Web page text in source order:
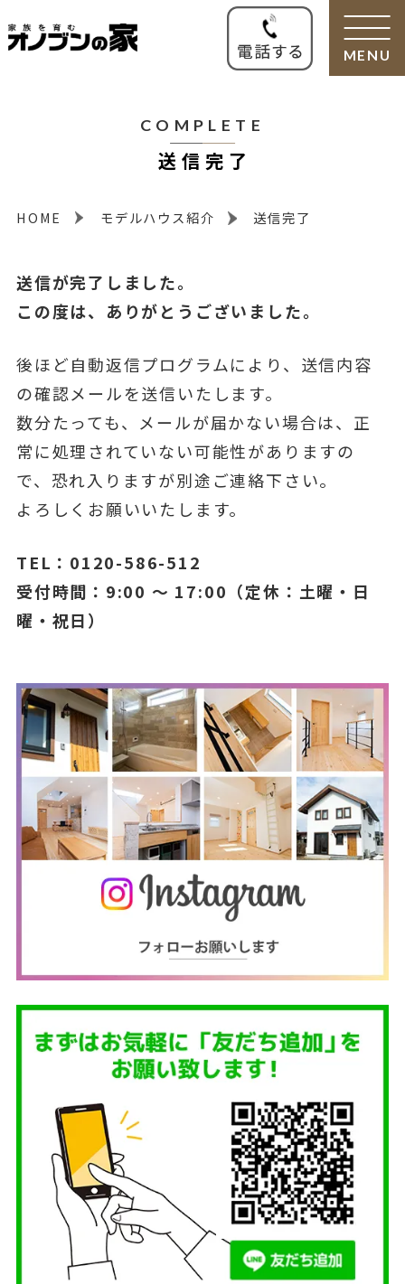
MENU
COMPLETE
送信完了
HOME モデルハウス紹介 送信完了
送信が完了しました。
この度は、ありがとうございました。
後ほど自動返信プログラムにより、送信内容
の確認メールを送信いたします。
数分たっても、メールが届かない場合は、正
常に処理されていない可能性がありますの
で、恐れ入りますが別途ご連絡下さい。
よろしくお願いいたします。
TEL：0120-586-512
受付時間：9:00 ～ 17:00（定休：土曜・日
曜・祝日）